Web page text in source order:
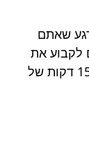
שאתם
לקבוע את
מצב הרוח שלכם. תנו לעצמכם לפחות 15 דקות של